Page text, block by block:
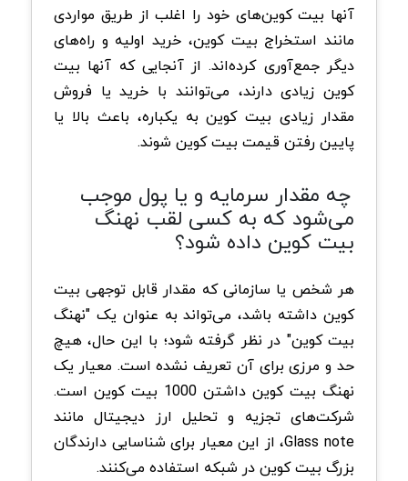
آنها بیت کوین‌های خود را اغلب از طریق مواردی
مانند استخراج بیت کوین، خرید اولیه و راه‌های
دیگر جمع‌آوری کرده‌اند. از آنجایی که آنها بیت
کوین زیادی دارند، می‌توانند با خرید یا فروش
مقدار زیادی بیت کوین به یکباره، باعث بالا یا
پایین رفتن قیمت بیت کوین شوند.
چه مقدار سرمایه و یا پول موجب
می‌شود که به کسی لقب نهنگ
بیت کوین داده شود؟
هر شخص یا سازمانی که مقدار قابل توجهی بیت
کوین داشته باشد، می‌تواند به عنوان یک "نهنگ
بیت کوین" در نظر گرفته شود؛ با این حال، هیچ
حد و مرزی برای آن تعریف نشده است. معیار یک
نهنگ بیت کوین داشتن 1000 بیت کوین است.
شرکت‌های تجزیه و تحلیل ارز دیجیتال مانند
Glass note، از این معیار برای شناسایی دارندگان
بزرگ بیت کوین در شبکه استفاده می‌کنند.